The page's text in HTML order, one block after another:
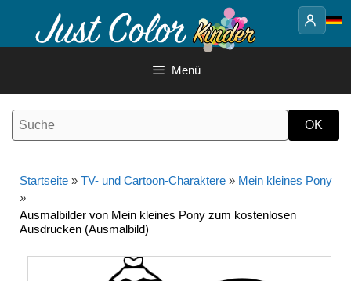
Inhalt
Menü
Startseite » TV- und Cartoon-Charaktere » Mein kleines Pony
»
Ausmalbilder von Mein kleines Pony zum kostenlosen
Ausdrucken (Ausmalbild)